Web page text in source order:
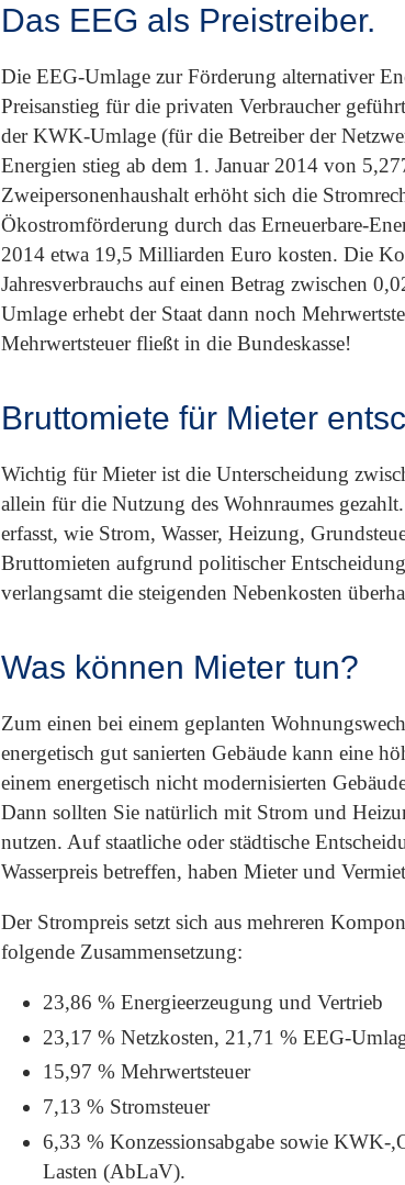
Das EEG als Preistreiber.
Die EEG-Umlage zur Förderung alternativer
Preisanstieg für die privaten Verbraucher
der KWK-Umlage (für die Betreiber der
Energien stieg ab dem 1. Januar 2014 von
Zweipersonenhaushalt erhöht sich die
Ökostromförderung durch das Erneuerbare-
2014 etwa 19,5 Milliarden Euro kosten. Die
Jahresverbrauchs auf einen Betrag zwischen
Umlage erhebt der Staat dann noch
Mehrwertsteuer fließt in die Bundeskasse!
Bruttomiete für Mieter
Wichtig für Mieter ist die Unterscheidung
allein für die Nutzung des Wohnraumes
erfasst, wie Strom, Wasser, Heizung,
Bruttomieten aufgrund politischer
verlangsamt die steigenden Nebenkosten
Was können Mieter tun?
Zum einen bei einem geplanten
energetisch gut sanierten Gebäude kann eine
einem energetisch nicht modernisierten
Dann sollten Sie natürlich mit Strom und
nutzen. Auf staatliche oder städtische
Wasserpreis betreffen, haben Mieter und
Der Strompreis setzt sich aus mehreren
folgende Zusammensetzung:
23,86 % Energieerzeugung und Vertrieb
23,17 % Netzkosten, 21,71 % EEG-
15,97 % Mehrwertsteuer
7,13 % Stromsteuer
6,33 % Konzessionsabgabe sowie KWK-
Lasten (AbLaV).